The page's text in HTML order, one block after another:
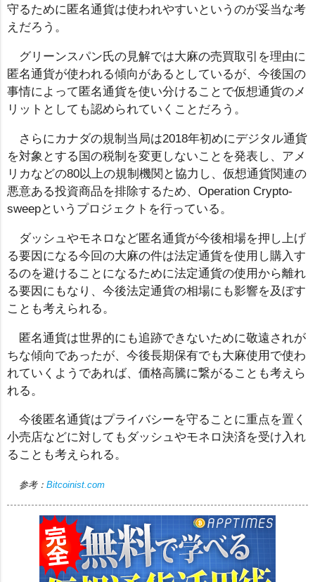
守るために匿名通貨は使われやすいというのが妥当な考
えだろう。
グリーンスパン氏の見解では大麻の売買取引を理由に
匿名通貨が使われる傾向があるとしているが、今後国の
事情によって匿名通貨を使い分けることで仮想通貨のメ
リットとしても認められていくことだろう。
さらにカナダの規制当局は2018年初めにデジタル通貨
を対象とする国の税制を変更しないことを発表し、アメ
リカなどの80以上の規制機関と協力し、仮想通貨関連の
悪意ある投資商品を排除するため、Operation Crypto-
sweepというプロジェクトを行っている。
ダッシュやモネロなど匿名通貨が今後相場を押し上げ
る要因になる今回の大麻の件は法定通貨を使用し購入す
るのを避けることになるために法定通貨の使用から離れ
る要因にもなり、今後法定通貨の相場にも影響を及ぼす
ことも考えられる。
匿名通貨は世界的にも追跡できないために敬遠されが
ちな傾向であったが、今後長期保有でも大麻使用で使わ
れていくようであれば、価格高騰に繋がることも考えら
れる。
今後匿名通貨はプライバシーを守ることに重点を置く
小売店などに対してもダッシュやモネロ決済を受け入れ
ることも考えられる。
参考： Bitcoinist.com